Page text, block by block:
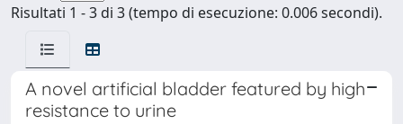
Risultati 1 - 3 di 3 (tempo di esecuzione: 0.006 secondi).
A novel artificial bladder featured by high
resistance to urine